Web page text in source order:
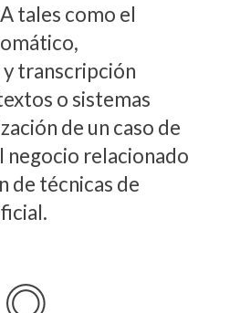
tales como el
transcripción
o sistemas
de un caso de
negocio relacionado
de técnicas de